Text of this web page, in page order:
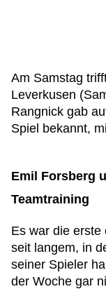
Am Samstag
Leverkusen
Rangnick gab
Spiel bekannt,
Emil Forsberg
Teamtraining
Es war die erste
seit langem, in
seiner Spieler
der Woche gar